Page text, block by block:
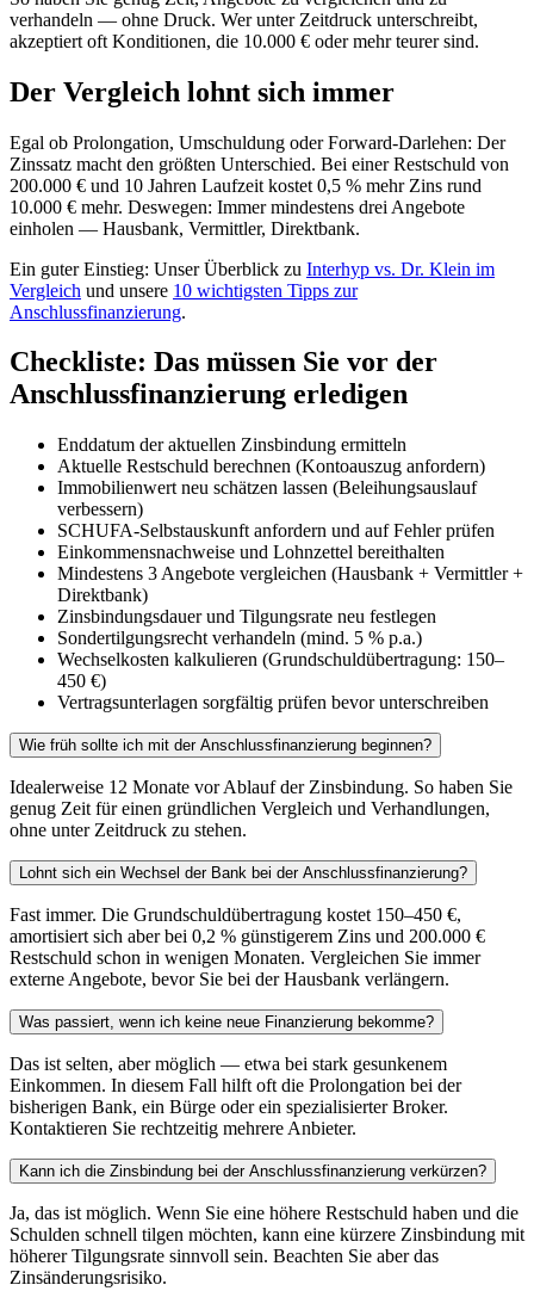
verhandeln — ohne Druck. Wer unter Zeitdruck unterschreibt,
akzeptiert oft Konditionen, die 10.000 € oder mehr teurer sind.
Der Vergleich lohnt sich immer
Egal ob Prolongation, Umschuldung oder Forward-Darlehen: Der
Zinssatz macht den größten Unterschied. Bei einer Restschuld von
200.000 € und 10 Jahren Laufzeit kostet 0,5 % mehr Zins rund
10.000 € mehr. Deswegen: Immer mindestens drei Angebote
einholen — Hausbank, Vermittler, Direktbank.
Ein guter Einstieg: Unser Überblick zu Interhyp vs. Dr. Klein im
Vergleich und unsere 10 wichtigsten Tipps zur
Anschlussfinanzierung.
Checkliste: Das müssen Sie vor der
Anschlussfinanzierung erledigen
Enddatum der aktuellen Zinsbindung ermitteln
Aktuelle Restschuld berechnen (Kontoauszug anfordern)
Immobilienwert neu schätzen lassen (Beleihungsauslauf
verbessern)
SCHUFA-Selbstauskunft anfordern und auf Fehler prüfen
Einkommensnachweise und Lohnzettel bereithalten
Mindestens 3 Angebote vergleichen (Hausbank + Vermittler +
Direktbank)
Zinsbindungsdauer und Tilgungsrate neu festlegen
Sondertilgungsrecht verhandeln (mind. 5 % p.a.)
Wechselkosten kalkulieren (Grundschuldübertragung: 150–
450 €)
Vertragsunterlagen sorgfältig prüfen bevor unterschreiben
Wie früh sollte ich mit der Anschlussfinanzierung beginnen?
Idealerweise 12 Monate vor Ablauf der Zinsbindung. So haben Sie
genug Zeit für einen gründlichen Vergleich und Verhandlungen,
ohne unter Zeitdruck zu stehen.
Lohnt sich ein Wechsel der Bank bei der Anschlussfinanzierung?
Fast immer. Die Grundschuldübertragung kostet 150–450 €,
amortisiert sich aber bei 0,2 % günstigerem Zins und 200.000 €
Restschuld schon in wenigen Monaten. Vergleichen Sie immer
externe Angebote, bevor Sie bei der Hausbank verlängern.
Was passiert, wenn ich keine neue Finanzierung bekomme?
Das ist selten, aber möglich — etwa bei stark gesunkenem
Einkommen. In diesem Fall hilft oft die Prolongation bei der
bisherigen Bank, ein Bürge oder ein spezialisierter Broker.
Kontaktieren Sie rechtzeitig mehrere Anbieter.
Kann ich die Zinsbindung bei der Anschlussfinanzierung verkürzen?
Ja, das ist möglich. Wenn Sie eine höhere Restschuld haben und die
Schulden schnell tilgen möchten, kann eine kürzere Zinsbindung mit
höherer Tilgungsrate sinnvoll sein. Beachten Sie aber das
Zinsänderungsrisiko.